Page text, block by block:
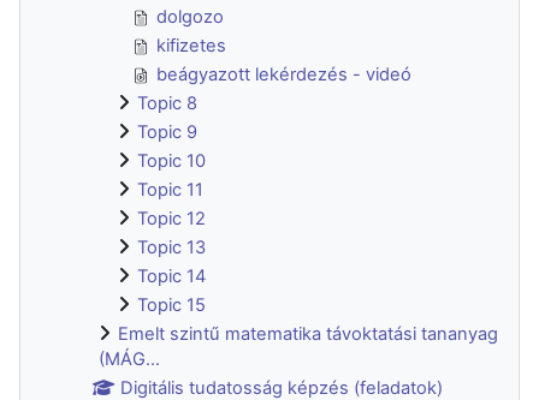
dolgozo
kifizetes
beágyazott lekérdezés - videó
Topic 8
Topic 9
Topic 10
Topic 11
Topic 12
Topic 13
Topic 14
Topic 15
Emelt szintű matematika távoktatási tananyag
(MÁG...
Digitális tudatosság képzés (feladatok)